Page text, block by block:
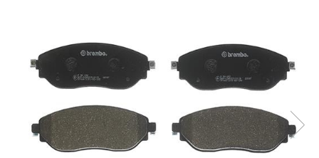
Sealant
Sampon auto
Jante si anvelope
Accesorii spalare si uscare
Intretinere motor